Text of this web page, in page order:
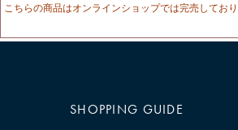
こちらの商品はオンラインショップでは完売しており
SHOPPING GUIDE